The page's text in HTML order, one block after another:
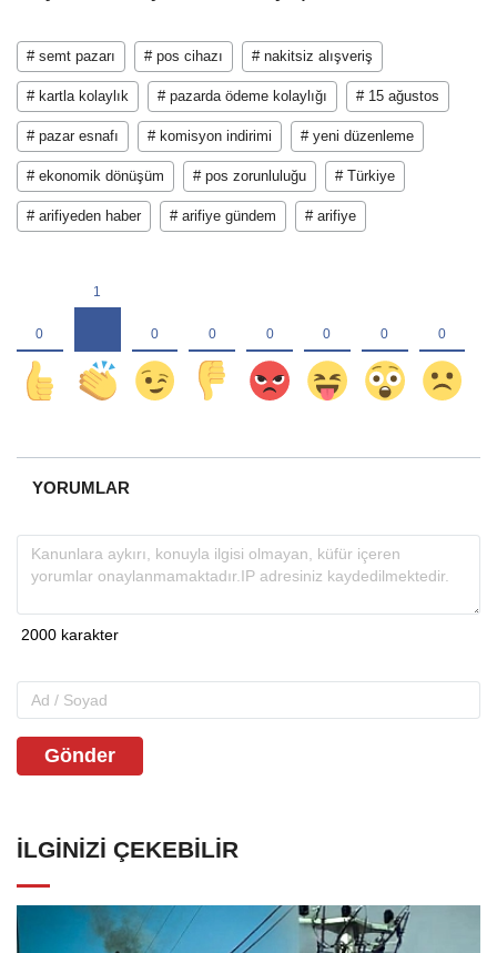
# semt pazarı # pos cihazı # nakitsiz alışveriş
# kartla kolaylık # pazarda ödeme kolaylığı # 15 ağustos
# pazar esnafı # komisyon indirimi # yeni düzenleme
# ekonomik dönüşüm # pos zorunluluğu # Türkiye
# arifiyeden haber # arifiye gündem # arifiye
YORUMLAR
Gönder
İLGINIZI ÇEKEBILIR